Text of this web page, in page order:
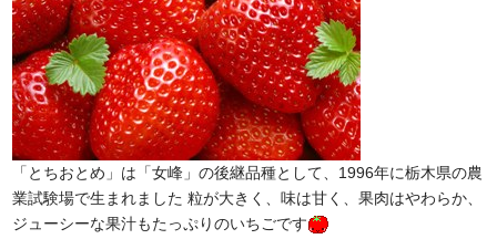
「とちおとめ」は「女峰」の後継品種として、1996年に栃木県の農
業試験場で生まれました 粒が大きく、味は甘く、果肉はやわらか、
ジューシーな果汁もたっぷりのいちごです